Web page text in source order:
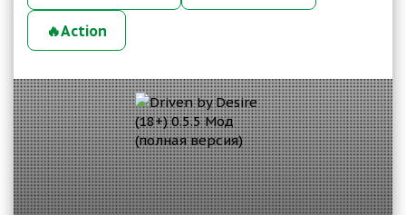
🔥Action